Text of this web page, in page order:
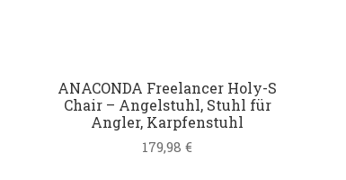
ANACONDA Freelancer Holy-S
Chair – Angelstuhl, Stuhl für
Angler, Karpfenstuhl
179,98€